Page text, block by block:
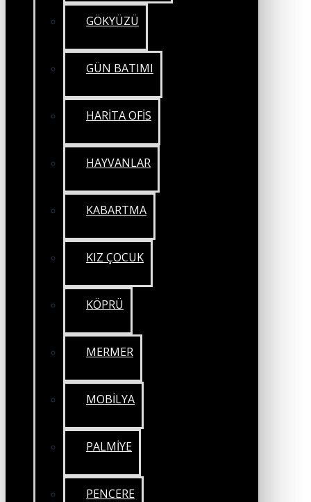
GÖKYÜZÜ
GÜN BATIMI
HARİTA OFİS
HAYVANLAR
KABARTMA
KIZ ÇOCUK
KÖPRÜ
MERMER
MOBİLYA
PALMİYE
PENCERE